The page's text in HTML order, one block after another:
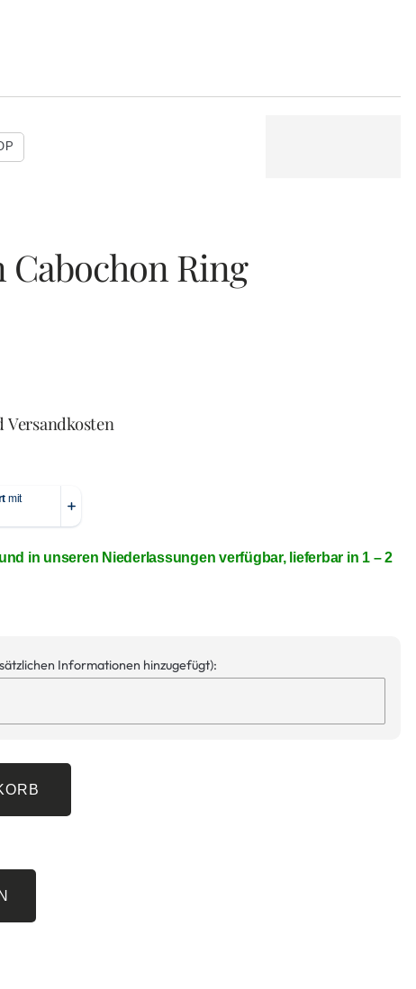
Ring
in unseren Niederlassungen verfügbar, lieferbar in 1 – 2
Informationen hinzugefügt):